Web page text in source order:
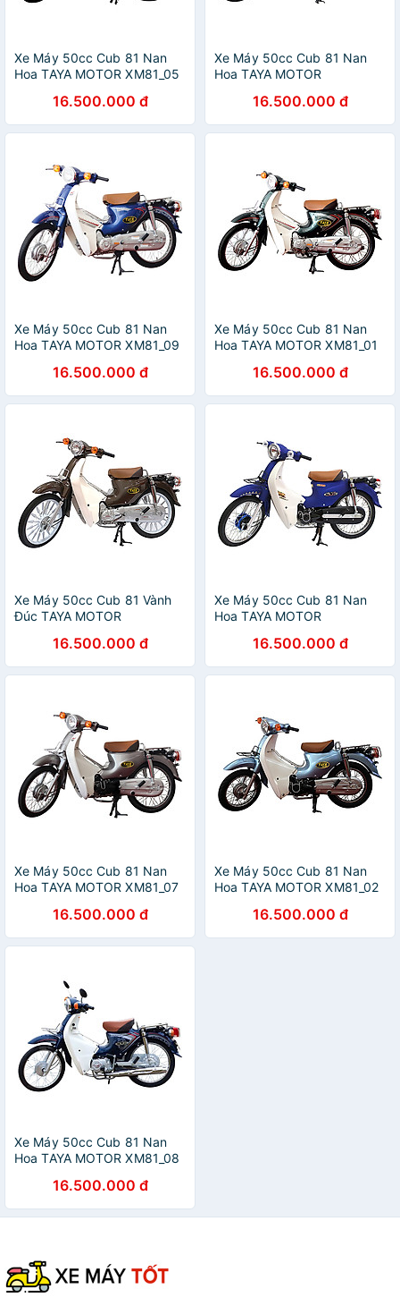
Xe Máy 50cc Cub 81 Nan
Hoa TAYA MOTOR XM81_05
16.500.000 đ
Xe Máy 50cc Cub 81 Nan
Hoa TAYA MOTOR
16.500.000 đ
Xe Máy 50cc Cub 81 Nan
Hoa TAYA MOTOR XM81_09
16.500.000 đ
Xe Máy 50cc Cub 81 Nan
Hoa TAYA MOTOR XM81_01
16.500.000 đ
Xe Máy 50cc Cub 81 Vành
Đúc TAYA MOTOR
16.500.000 đ
Xe Máy 50cc Cub 81 Nan
Hoa TAYA MOTOR
16.500.000 đ
Xe Máy 50cc Cub 81 Nan
Hoa TAYA MOTOR XM81_07
16.500.000 đ
Xe Máy 50cc Cub 81 Nan
Hoa TAYA MOTOR XM81_02
16.500.000 đ
Xe Máy 50cc Cub 81 Nan
Hoa TAYA MOTOR XM81_08
16.500.000 đ